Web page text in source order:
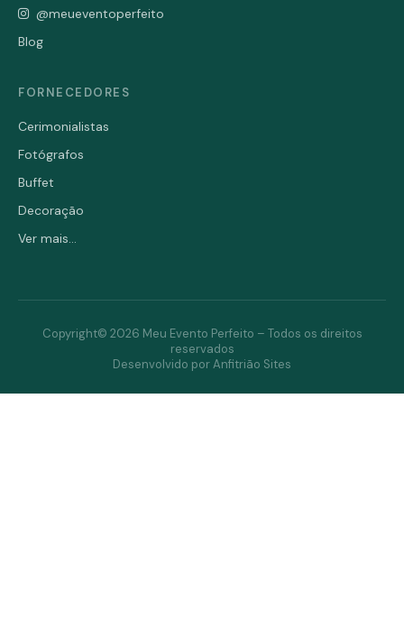
@meueventoperfeito
Blog
FORNECEDORES
Cerimonialistas
Fotógrafos
Buffet
Decoração
Ver mais...
Copyright© 2026 Meu Evento Perfeito – Todos os direitos
reservados
Desenvolvido por Anfitrião Sites